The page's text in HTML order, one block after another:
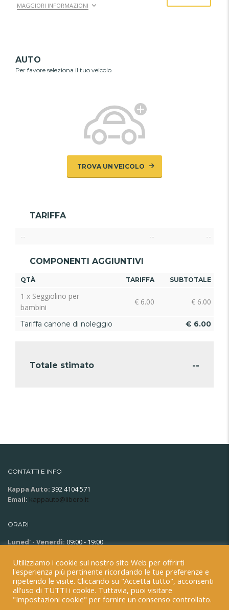
MAGGIORI INFORMAZIONI
AUTO
Per favore seleziona il tuo veicolo
TROVA UN VEICOLO
TARIFFA
-- -- --
COMPONENTI AGGIUNTIVI
QTÀ TARIFFA SUBTOTALE
1 x Seggiolino per
bambini
€ 6.00 € 6.00
Tariffa canone di noleggio € 6.00
Totale stimato --
CONTATTI E INFO
Kappa Auto: 392 4104 571
Email: kappauto@libero.it
ORARI
Luned' - Venerdì: 09:00 - 19:00
Domenica:Chiuso
Copyright © 2025. Kappa Auto – P.Iva 06839290720
Utilizziamo i cookie sul nostro sito Web per offrirti
l'esperienza più pertinente ricordando le tue preferenze e
ripetendo le visite. Cliccando su "Accetta tutto", acconsenti
all'uso di TUTTI i cookie. Tuttavia, puoi visitare
"Impostazioni cookie" per fornire un consenso controllato.